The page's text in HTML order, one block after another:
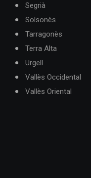
Segrià
Solsonès
Tarragonès
Terra Alta
Urgell
Vallès Occidental
Vallès Oriental